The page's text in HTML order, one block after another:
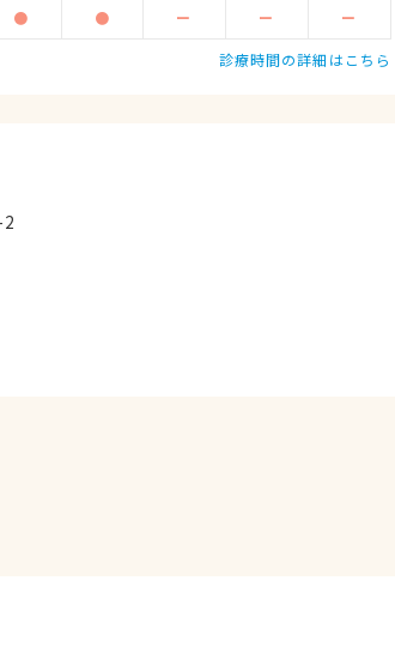
● ● ー ー ー
診療時間の詳細はこちら